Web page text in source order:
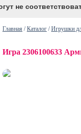
не
Главная /Каталог /Игрушки
Игра 2306100633